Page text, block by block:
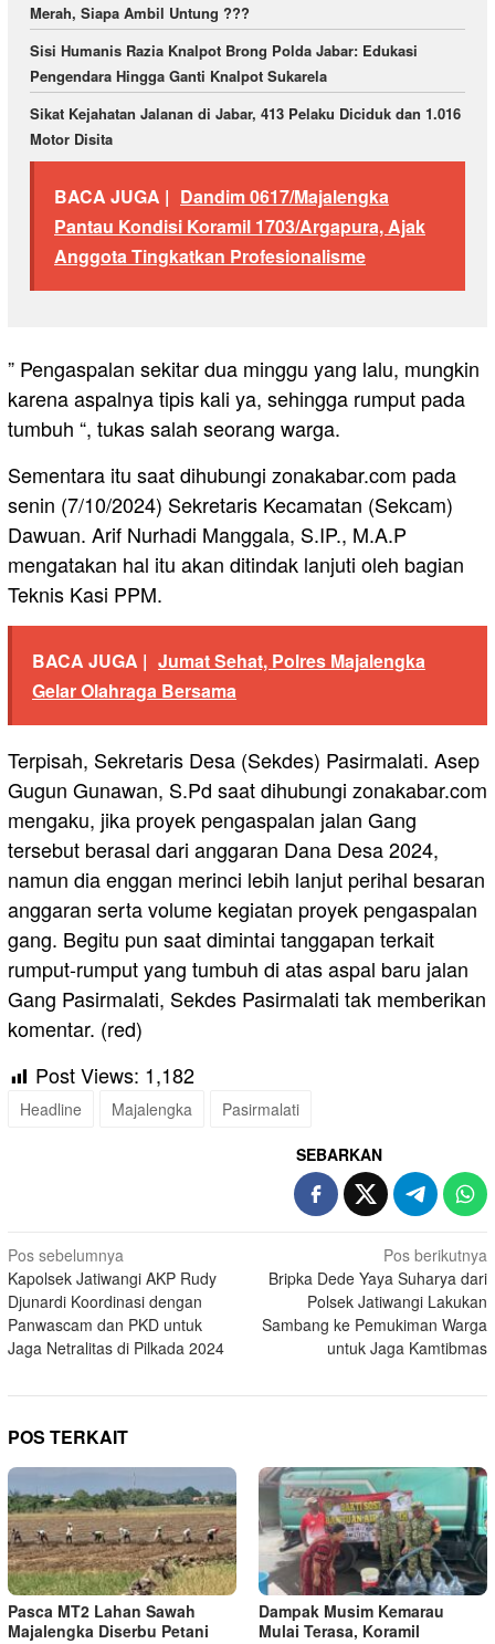
Merah, Siapa Ambil Untung ???
Sisi Humanis Razia Knalpot Brong Polda Jabar: Edukasi
Pengendara Hingga Ganti Knalpot Sukarela
Sikat Kejahatan Jalanan di Jabar, 413 Pelaku Diciduk dan 1.016
Motor Disita
BACA JUGA | Dandim 0617/Majalengka
Pantau Kondisi Koramil 1703/Argapura, Ajak
Anggota Tingkatkan Profesionalisme
” Pengaspalan sekitar dua minggu yang lalu, mungkin
karena aspalnya tipis kali ya, sehingga rumput pada
tumbuh “, tukas salah seorang warga.
Sementara itu saat dihubungi zonakabar.com pada
senin (7/10/2024) Sekretaris Kecamatan (Sekcam)
Dawuan. Arif Nurhadi Manggala, S.IP., M.A.P
mengatakan hal itu akan ditindak lanjuti oleh bagian
Teknis Kasi PPM.
BACA JUGA | Jumat Sehat, Polres Majalengka
Gelar Olahraga Bersama
Terpisah, Sekretaris Desa (Sekdes) Pasirmalati. Asep
Gugun Gunawan, S.Pd saat dihubungi zonakabar.com
mengaku, jika proyek pengaspalan jalan Gang
tersebut berasal dari anggaran Dana Desa 2024,
namun dia enggan merinci lebih lanjut perihal besaran
anggaran serta volume kegiatan proyek pengaspalan
gang. Begitu pun saat dimintai tanggapan terkait
rumput-rumput yang tumbuh di atas aspal baru jalan
Gang Pasirmalati, Sekdes Pasirmalati tak memberikan
komentar. (red)
Post Views: 1,182
Headline Majalengka Pasirmalati
SEBARKAN
Navigasi
pos
Pos sebelumnya
Kapolsek Jatiwangi AKP Rudy
Djunardi Koordinasi dengan
Panwascam dan PKD untuk
Jaga Netralitas di Pilkada 2024
Pos berikutnya
Bripka Dede Yaya Suharya dari
Polsek Jatiwangi Lakukan
Sambang ke Pemukiman Warga
untuk Jaga Kamtibmas
POS TERKAIT
Pasca MT2 Lahan Sawah
Majalengka Diserbu Petani
Dampak Musim Kemarau
Mulai Terasa, Koramil